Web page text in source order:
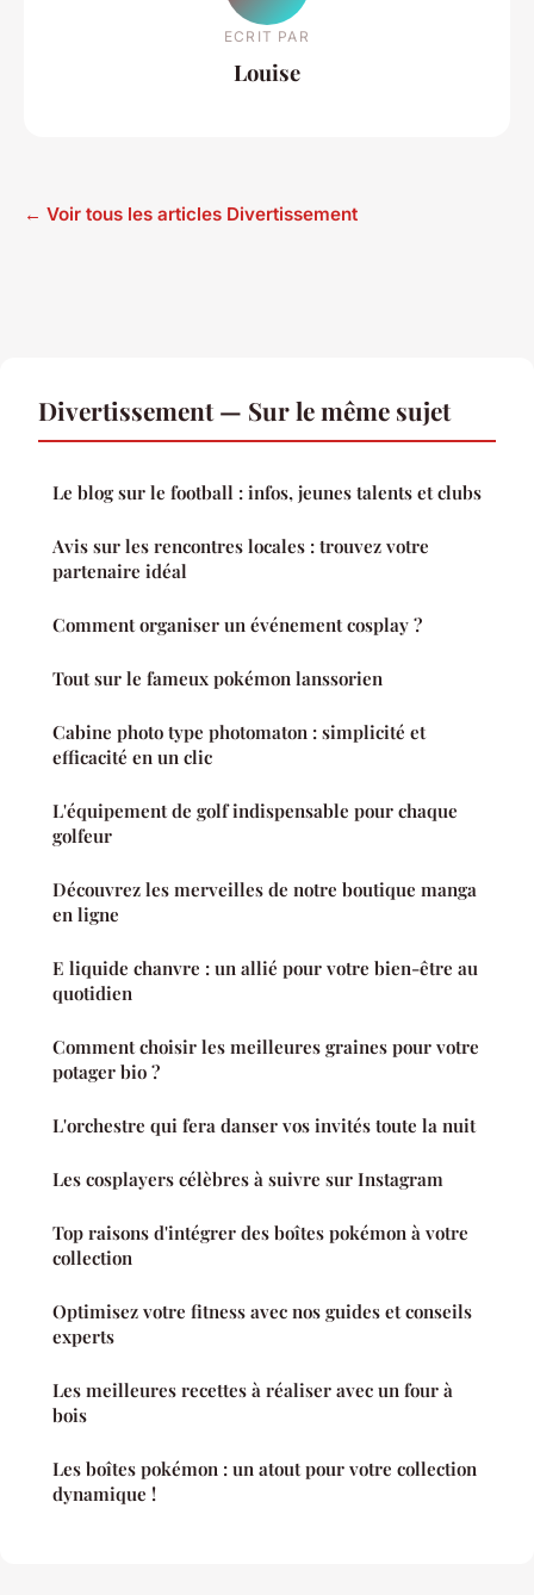
ECRIT PAR
Louise
← Voir tous les articles Divertissement
Divertissement — Sur le même sujet
Le blog sur le football : infos, jeunes talents et clubs
Avis sur les rencontres locales : trouvez votre
partenaire idéal
Comment organiser un événement cosplay ?
Tout sur le fameux pokémon lanssorien
Cabine photo type photomaton : simplicité et
efficacité en un clic
L'équipement de golf indispensable pour chaque
golfeur
Découvrez les merveilles de notre boutique manga
en ligne
E liquide chanvre : un allié pour votre bien-être au
quotidien
Comment choisir les meilleures graines pour votre
potager bio ?
L'orchestre qui fera danser vos invités toute la nuit
Les cosplayers célèbres à suivre sur Instagram
Top raisons d'intégrer des boîtes pokémon à votre
collection
Optimisez votre fitness avec nos guides et conseils
experts
Les meilleures recettes à réaliser avec un four à
bois
Les boîtes pokémon : un atout pour votre collection
dynamique !